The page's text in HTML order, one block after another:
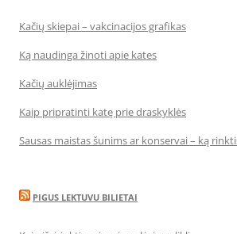
Kačių skiepai – vakcinacijos grafikas
Ką naudinga žinoti apie kates
Kačių auklėjimas
Kaip pripratinti katę prie draskyklės
Sausas maistas šunims ar konservai – ką
PIGUS LEKTUVU BILIETAI